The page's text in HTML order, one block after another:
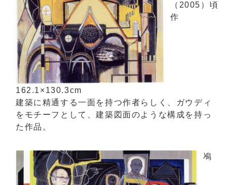
（2005）頃
作
162.1×130.3cm
建築に精通する一面を持つ作者らしく、ガウディ
をモチーフとして、建築図面のような構成を持っ
た作品。
鳰